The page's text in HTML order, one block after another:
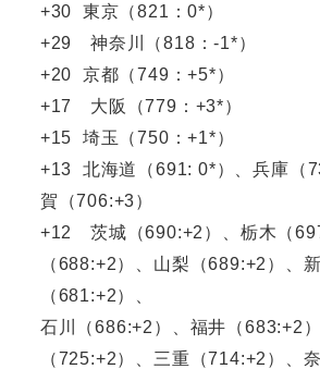
+30 東京（821：0*）
+29 神奈川（818：-1*）
+20 京都（749：+5*）
+17 大阪（779：+3*）
+15 埼玉（750：+1*）
+13 北海道（691: 0*）、兵庫（
賀（706:+3）
+12 茨城（690:+2）、栃木（
（688:+2）、山梨（689:+2）、
（681:+2）、
石川（686:+2）、福井（683:+2
（725:+2）、三重（714:+2）、